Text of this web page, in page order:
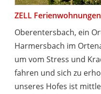
ZELL
Oberentersbach, ein
Harmersbach im
um vom Stress und
fahren und sich zu
unseres Hofes ist